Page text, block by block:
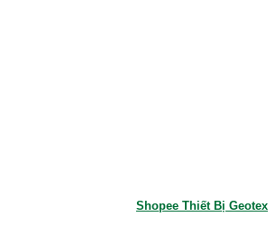
Shopee Thiết Bị Geotex